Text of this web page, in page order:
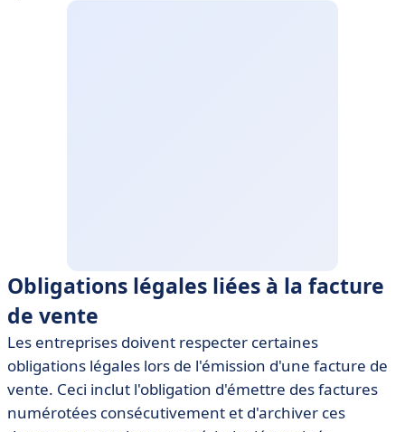
Obligations légales liées à la facture
de vente
Les entreprises doivent respecter certaines
obligations légales lors de l'émission d'une facture de
vente. Ceci inclut l'obligation d'émettre des factures
numérotées consécutivement et d'archiver ces